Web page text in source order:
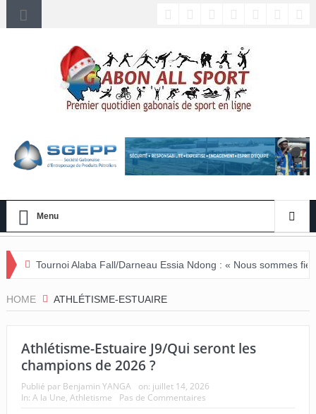
Menu
Fall/Darneau Essia Ndong : « Nous sommes fiers du parcours de
HOME ATHLÉTISME-ESTUAIRE
Athlétisme-Estuaire J9/Qui seront les
champions de 2026 ?
Publié par Benjamin YANGA on: juillet 14, 2026
In: A la Une, Athletisme Pas de Commentaires